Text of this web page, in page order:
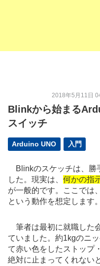
2018年5月11日
Blinkから始まる
スイッチ
Arduino UNO 入門
Blinkのスケッチは、勝
した。現実は、 何かの指
が一般的です。ここでは
という動作を想定します。
筆者は最初に就職した
ていました。約1kgのニ
て赤い色をしたストップ
絶対に止まってくれない